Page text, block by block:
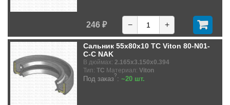
246 ₽ − +
Сальник 55x80x10 TC Viton 80-N01-
C-C NAK
В дюймах: 2.165x3.150x0.394
Тип: TC Материал: Viton
Под заказ?: ~20 шт.